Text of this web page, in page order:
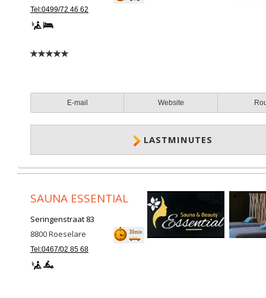
Tel:0499/72 46 62
E-mail Website
LASTMINUTES
SAUNA ESSENTIAL
Seringenstraat 83
8800Roeselare
Tel:0467/02 85 68